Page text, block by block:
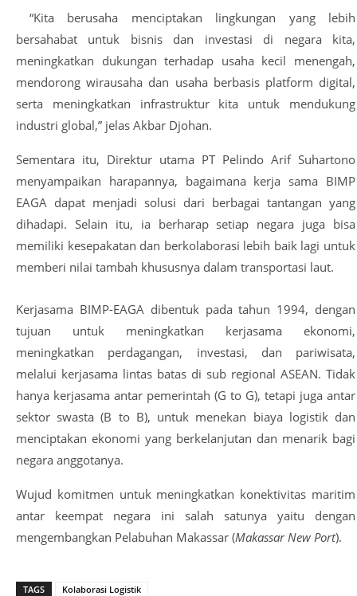
“Kita berusaha menciptakan lingkungan yang lebih
bersahabat untuk bisnis dan investasi di negara kita,
meningkatkan dukungan terhadap usaha kecil menengah,
mendorong wirausaha dan usaha berbasis platform digital,
serta meningkatkan infrastruktur kita untuk mendukung
industri global,” jelas Akbar Djohan.
Sementara itu, Direktur utama PT Pelindo Arif Suhartono
menyampaikan harapannya, bagaimana kerja sama BIMP
EAGA dapat menjadi solusi dari berbagai tantangan yang
dihadapi. Selain itu, ia berharap setiap negara juga bisa
memiliki kesepakatan dan berkolaborasi lebih baik lagi untuk
memberi nilai tambah khususnya dalam transportasi laut.
Kerjasama BIMP-EAGA dibentuk pada tahun 1994, dengan
tujuan untuk meningkatkan kerjasama ekonomi,
meningkatkan perdagangan, investasi, dan pariwisata,
melalui kerjasama lintas batas di sub regional ASEAN. Tidak
hanya kerjasama antar pemerintah (G to G), tetapi juga antar
sektor swasta (B to B), untuk menekan biaya logistik dan
menciptakan ekonomi yang berkelanjutan dan menarik bagi
negara anggotanya.
Wujud komitmen untuk meningkatkan konektivitas maritim
antar keempat negara ini salah satunya yaitu dengan
mengembangkan Pelabuhan Makassar (Makassar New Port).
TAGS Kolaborasi Logistik